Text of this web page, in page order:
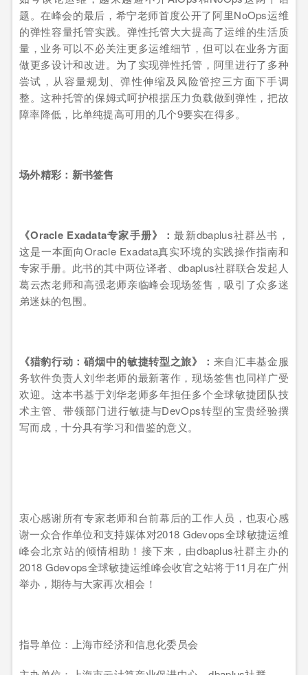
题。在峰会的最后，希宁老师首度公开了阿里NoOps运维
的弹性容量托管实践。弹性托管大大提高了运维的生活质
量，业务可以不必关注更多运维细节，但可以在业务方面
做更多设计和改进。为了实现弹性托管，阿里进行了多种
尝试，从容量规划、弹性伸缩及风险管控三方面下手调
整。这种托管的保姆式呵护根据压力负载做到弹性，把故
障率降低，比单纯提高可用的几个9要实在得多。
场外精彩：新书签售
《Oracle Exadata专家手册》：最新dbaplus社群丛书，
这是一本面向Oracle Exadata真实环境的实践操作指南和
专家手册。此书的其中两位译者、dbaplus社群联合发起人
葛云杰老师和高强老师亲临峰会现场签售，吸引了众多迷
弟迷妹的包围。
《猎豹行动：硝烟中的敏捷转型之旅》： 来自汇丰基金服
务软件负责人刘华老师的最新著作，现场签售也同样广受
欢迎。这本书基于刘华老师多年担任多个全球敏捷团队技
术主管、带领部门进行敏捷与DevOps转型的宝贵经验撰
写而成，十分具有学习和借鉴的意义。
衷心感谢所有专家老师和台前幕后的工作人员，也衷心感
谢一众合作单位和支持媒体对2018 Gdevops全球敏捷运维
峰会北京站的倾情相助！接下来，由dbaplus社群主办的
2018 Gdevops全球敏捷运维峰会收官之站将于11月在广州
举办，期待与大家再次相会！
指导单位：上海市经济和信息化委员会